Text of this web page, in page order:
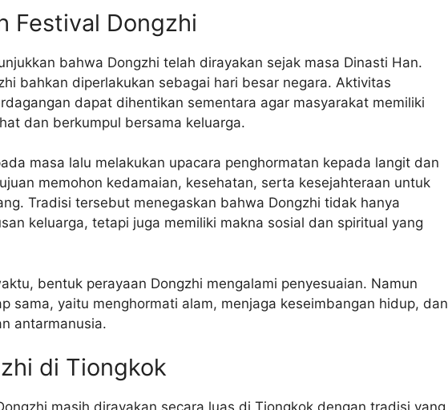
Festival Dongzhi
bahwa Dongzhi telah dirayakan sejak masa Dinasti Han.
bahkan diperlakukan sebagai hari besar negara. Aktivitas
dapat dihentikan sementara agar masyarakat memiliki
dan berkumpul bersama keluarga.
masa lalu melakukan upacara penghormatan kepada langit dan
memohon kedamaian, kesehatan, serta kesejahteraan untuk
Tradisi tersebut menegaskan bahwa Dongzhi tidak hanya
keluarga, tetapi juga memiliki makna sosial dan spiritual yang
bentuk perayaan Dongzhi mengalami penyesuaian. Namun
sama, yaitu menghormati alam, menjaga keseimbangan hidup, dan
antarmanusia.
di Tiongkok